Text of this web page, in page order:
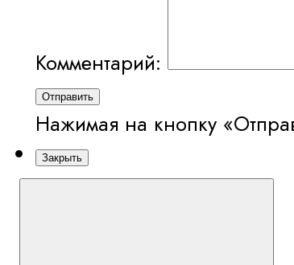
Комментарий:
Отправить
Нажимая на кнопку
Закрыть